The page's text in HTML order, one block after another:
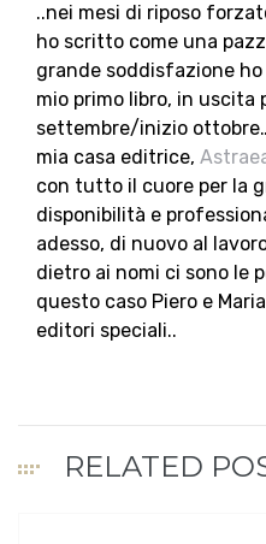
..nei mesi di riposo
ho scritto come una
grande soddisfazione
mio primo libro, in uscita
settembre/inizio
mia casa editrice,
con tutto il cuore per la
disponibilità e
adesso, di nuovo al
dietro ai nomi ci sono le
questo caso Piero e
editori speciali..
RELATED